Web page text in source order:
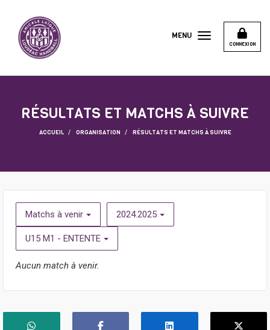
CONNEXION
MENU
RÉSULTATS ET MATCHS À SUIVRE
ACCUEIL ORGANISATION RÉSULTATS ET MATCHS À SUIVRE
Matchs à venir 2024.2025
U15 M1 - ENTENTE
Aucun match à venir.